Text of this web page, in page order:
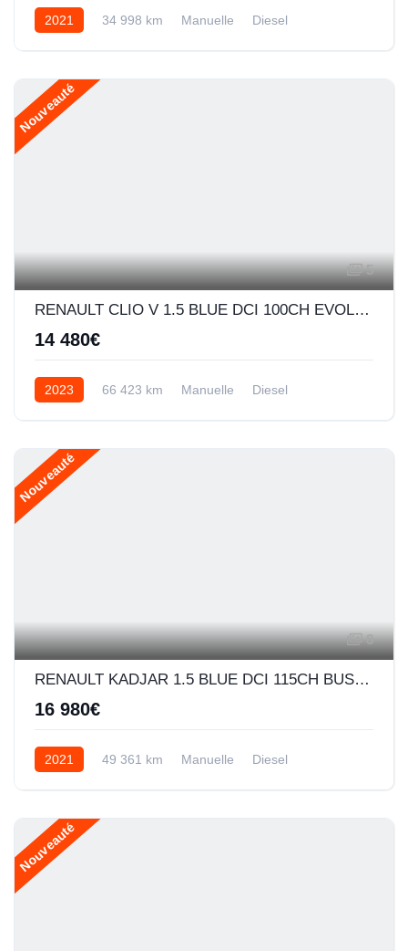
2021 34 998 km Manuelle Diesel
Nouveauté
5
RENAULT CLIO V 1.5 BLUE DCI 100CH EVOLUTION
14 480€
2023 66 423 km Manuelle Diesel
Nouveauté
8
RENAULT KADJAR 1.5 BLUE DCI 115CH BUSINESS - 21
16 980€
2021 49 361 km Manuelle Diesel
Nouveauté